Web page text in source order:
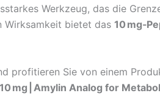
Werkzeug, das die
Wirksamkeit bietet das 10
profitieren Sie von einem
mg | Amylin Analog for